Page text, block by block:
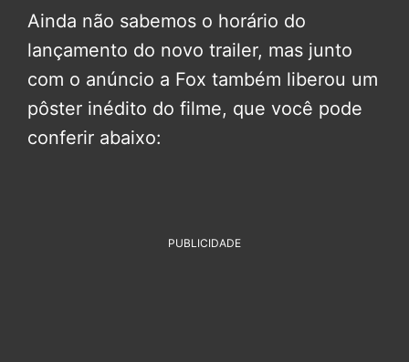
Ainda não sabemos o horário do
lançamento do novo trailer, mas junto
com o anúncio a Fox também liberou um
pôster inédito do filme, que você pode
conferir abaixo:
PUBLICIDADE